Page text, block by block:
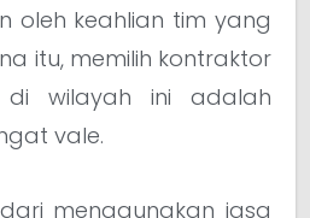
oleh keahlian tim yang
itu, memilih kontraktor
di wilayah ini adalah
vale.
menggunakan jasa